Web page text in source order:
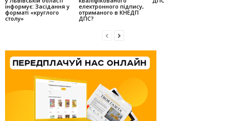
інформує: Засідання у
форматі «круглого
столу»
електронного підпису,
отриманого в КНЕДП
ДПС?